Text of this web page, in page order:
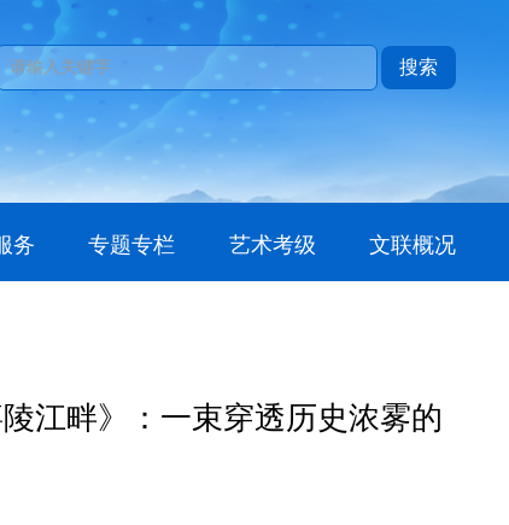
搜索
务 专题专栏 艺术考级 文联概况
江畔》：一束穿透历史浓雾的